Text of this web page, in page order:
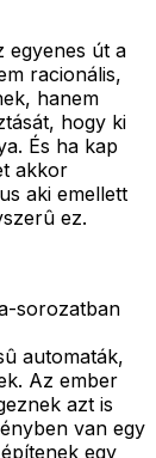
egyenes út a
racionális,
hanem
hogy ki
És ha kap
akkor
aki emellett
ez.
sorozatban
automaták,
Az ember
azt is
van egy
egy